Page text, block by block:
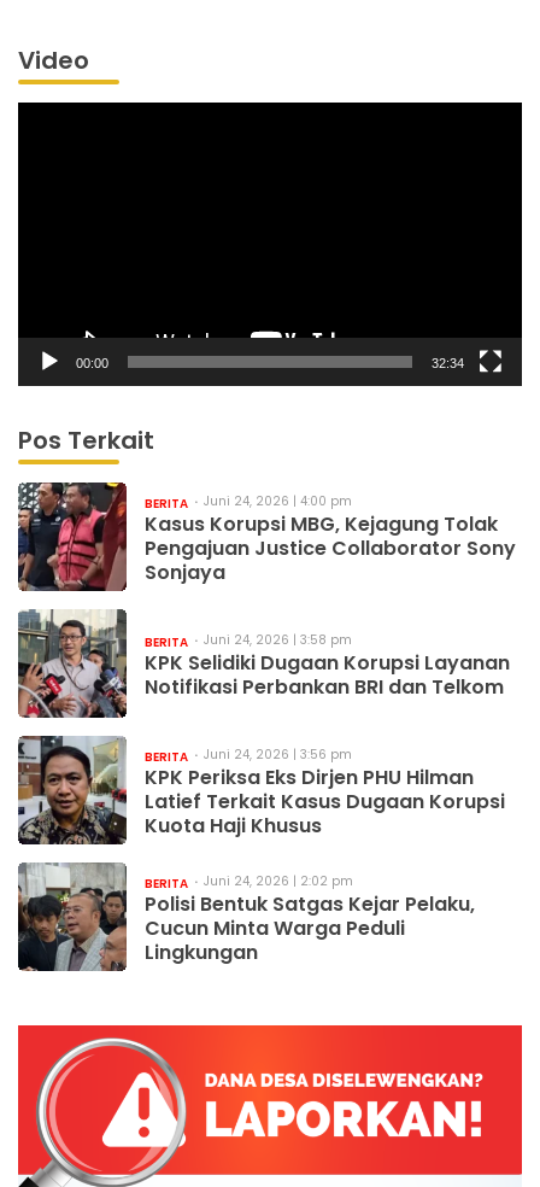
Video
00:00 32:34
Pos Terkait
BERITA Juni 24, 2026 | 4:00 pm
Kasus Korupsi MBG, Kejagung Tolak
Pengajuan Justice Collaborator Sony
Sonjaya
BERITA Juni 24, 2026 | 3:58 pm
KPK Selidiki Dugaan Korupsi Layanan
Notifikasi Perbankan BRI dan Telkom
BERITA Juni 24, 2026 | 3:56 pm
KPK Periksa Eks Dirjen PHU Hilman
Latief Terkait Kasus Dugaan Korupsi
Kuota Haji Khusus
BERITA Juni 24, 2026 | 2:02 pm
Polisi Bentuk Satgas Kejar Pelaku,
Cucun Minta Warga Peduli
Lingkungan